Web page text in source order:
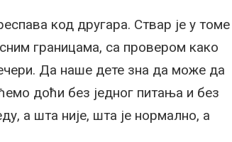
код другара. Ствар је у томе
границама, са провером како
Да наше дете зна да може да
доћи без једног питања и без
а шта није, шта је нормално, а